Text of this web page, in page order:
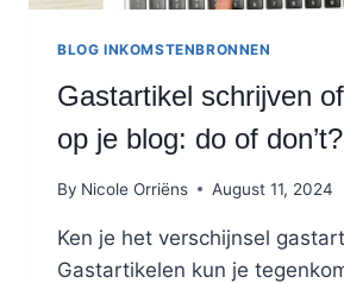
BLOG INKOMSTENBRONNEN
Gastartikel schrijven
op je blog: do of don’t?
By Nicole Orriëns August 11, 2024
Ken je het verschijnsel
Gastartikelen kun je